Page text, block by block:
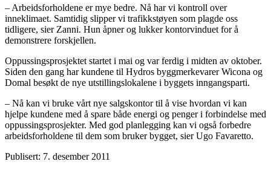
– Arbeidsforholdene er mye bedre. Nå har vi kontroll over
inneklimaet. Samtidig slipper vi trafikkstøyen som plagde oss
tidligere, sier Zanni. Hun åpner og lukker kontorvinduet for å
demonstrere forskjellen.
Oppussingsprosjektet startet i mai og var ferdig i midten av oktober.
Siden den gang har kundene til Hydros byggmerkevarer Wicona og
Domal besøkt de nye utstillingslokalene i byggets inngangsparti.
– Nå kan vi bruke vårt nye salgskontor til å vise hvordan vi kan
hjelpe kundene med å spare både energi og penger i forbindelse med
oppussingsprosjekter. Med god planlegging kan vi også forbedre
arbeidsforholdene til dem som bruker bygget, sier Ugo Favaretto.
Publisert: 7. desember 2011